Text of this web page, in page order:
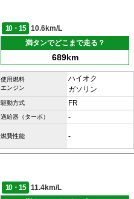
10・15
10.6km/L
満タンでどこまで走る？
689km
使用燃料
エンジン
ハイオク
ガソリン
駆動方式 FR
過給器（ターボ） -
燃費性能 -
10・15
11.4km/L